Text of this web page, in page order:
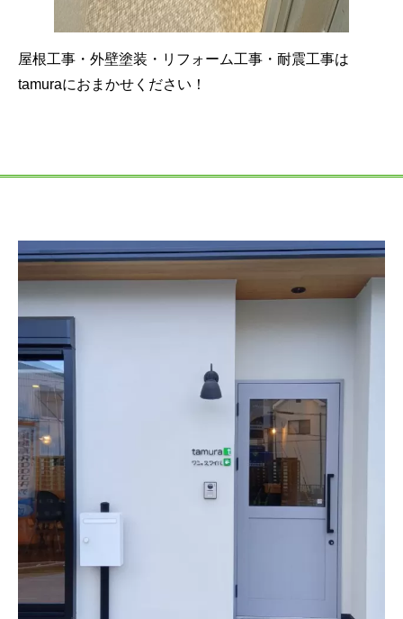
屋根工事・外壁塗装・リフォーム工事・耐震工事は
tamuraにおまかせください！